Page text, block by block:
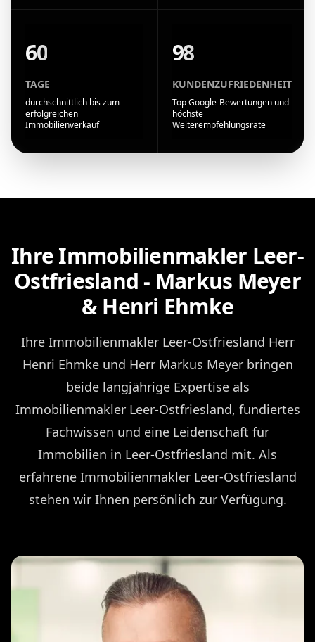
60
TAGE
durchschnittlich bis zum
erfolgreichen
Immobilienverkauf
98
KUNDENZUFRIEDENHEIT
Top Google-Bewertungen und
höchste
Weiterempfehlungsrate
Ihre Immobilienmakler Leer-
Ostfriesland - Markus Meyer
& Henri Ehmke
Ihre Immobilienmakler Leer-Ostfriesland Herr
Henri Ehmke und Herr Markus Meyer bringen
beide langjährige Expertise als
Immobilienmakler Leer-Ostfriesland, fundiertes
Fachwissen und eine Leidenschaft für
Immobilien in Leer-Ostfriesland mit. Als
erfahrene Immobilienmakler Leer-Ostfriesland
stehen wir Ihnen persönlich zur Verfügung.